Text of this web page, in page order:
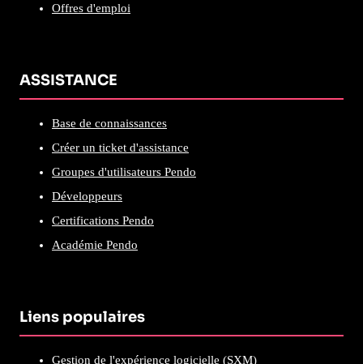
Offres d'emploi
ASSISTANCE
Base de connaissances
Créer un ticket d'assistance
Groupes d'utilisateurs Pendo
Développeurs
Certifications Pendo
Académie Pendo
Liens populaires
Gestion de l'expérience logicielle (SXM)